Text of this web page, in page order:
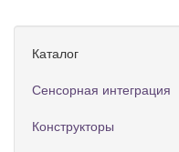
Каталог
Сенсорная интеграция
Конструкторы